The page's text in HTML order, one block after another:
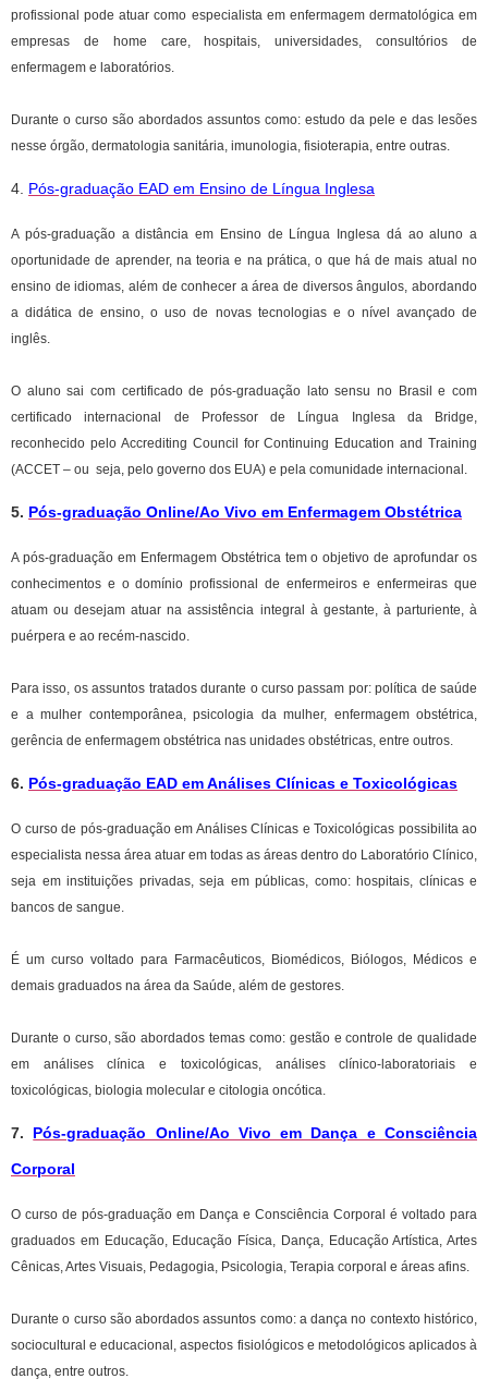
profissional pode atuar como especialista em enfermagem dermatológica em
empresas de home care, hospitais, universidades, consultórios de
enfermagem e laboratórios.
Durante o curso são abordados assuntos como: estudo da pele e das lesões
nesse órgão, dermatologia sanitária, imunologia, fisioterapia, entre outras.
4. Pós-graduação EAD em Ensino de Língua Inglesa
A pós-graduação a distância em Ensino de Língua Inglesa dá ao aluno a
oportunidade de aprender, na teoria e na prática, o que há de mais atual no
ensino de idiomas, além de conhecer a área de diversos ângulos, abordando
a didática de ensino, o uso de novas tecnologias e o nível avançado de
inglês.
O aluno sai com certificado de pós-graduação lato sensu no Brasil e com
certificado internacional de Professor de Língua Inglesa da Bridge,
reconhecido pelo Accrediting Council for Continuing Education and Training
(ACCET – ou seja, pelo governo dos EUA) e pela comunidade internacional.
5. Pós-graduação Online/Ao Vivo em Enfermagem Obstétrica
A pós-graduação em Enfermagem Obstétrica tem o objetivo de aprofundar os
conhecimentos e o domínio profissional de enfermeiros e enfermeiras que
atuam ou desejam atuar na assistência integral à gestante, à parturiente, à
puérpera e ao recém-nascido.
Para isso, os assuntos tratados durante o curso passam por: política de saúde
e a mulher contemporânea, psicologia da mulher, enfermagem obstétrica,
gerência de enfermagem obstétrica nas unidades obstétricas, entre outros.
6. Pós-graduação EAD em Análises Clínicas e Toxicológicas
O curso de pós-graduação em Análises Clínicas e Toxicológicas possibilita ao
especialista nessa área atuar em todas as áreas dentro do Laboratório Clínico,
seja em instituições privadas, seja em públicas, como: hospitais, clínicas e
bancos de sangue.
É um curso voltado para Farmacêuticos, Biomédicos, Biólogos, Médicos e
demais graduados na área da Saúde, além de gestores.
Durante o curso, são abordados temas como: gestão e controle de qualidade
em análises clínica e toxicológicas, análises clínico-laboratoriais e
toxicológicas, biologia molecular e citologia oncótica.
7. Pós-graduação Online/Ao Vivo em Dança e Consciência
Corporal
O curso de pós-graduação em Dança e Consciência Corporal é voltado para
graduados em Educação, Educação Física, Dança, Educação Artística, Artes
Cênicas, Artes Visuais, Pedagogia, Psicologia, Terapia corporal e áreas afins.
Durante o curso são abordados assuntos como: a dança no contexto histórico,
sociocultural e educacional, aspectos fisiológicos e metodológicos aplicados à
dança, entre outros.